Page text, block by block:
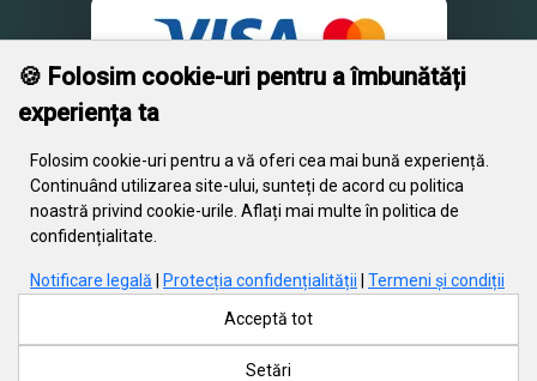
© 2026 Engrave. Toate drepturile rezervate. Textul, imaginile, grafica,
fișierele video și aranjamentul acestora sunt protejate de drepturile de
obiecte nu pot fi utilizate în scopuri comerciale sau de distribuție,
modificate sau publicate pe alte site-uri fără acordul scris de Engrave.
drepturi de autor de la furnizorii lor.
🍪 Folosim cookie-uri pentru a îmbunătăți
experiența ta
Folosim cookie-uri pentru a vă oferi cea mai bună experiență.
Continuând utilizarea site-ului, sunteți de acord cu politica
noastră privind cookie-urile. Aflați mai multe în politica de
confidențialitate.
Notificare legală Protecția confidențialității
Termeni și condiții
Acceptă tot
Setări